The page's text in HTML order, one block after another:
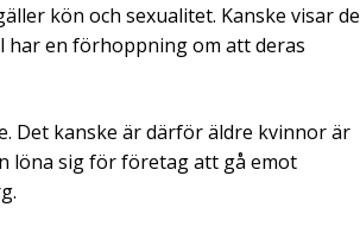
kön och sexualitet. Kanske visar de
har en förhoppning om att deras
Det kanske är därför äldre kvinnor är
löna sig för företag att gå emot